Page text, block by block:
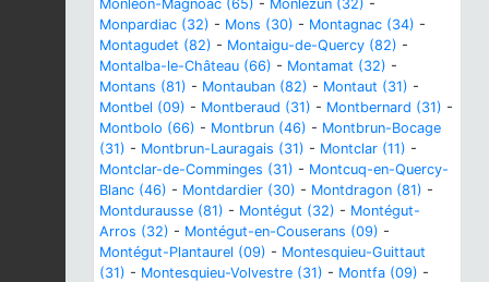
Monléon-Magnoac (65) - Monlezun (32) -
Monpardiac (32) - Mons (30) - Montagnac (34) -
Montagudet (82) - Montaigu-de-Quercy (82) -
Montalba-le-Château (66) - Montamat (32) -
Montans (81) - Montauban (82) - Montaut (31) -
Montbel (09) - Montberaud (31) - Montbernard (31) -
Montbolo (66) - Montbrun (46) - Montbrun-Bocage
(31) - Montbrun-Lauragais (31) - Montclar (11) -
Montclar-de-Comminges (31) - Montcuq-en-Quercy-
Blanc (46) - Montdardier (30) - Montdragon (81) -
Montdurausse (81) - Montégut (32) - Montégut-
Arros (32) - Montégut-en-Couserans (09) -
Montégut-Plantaurel (09) - Montesquieu-Guittaut
(31) - Montesquieu-Volvestre (31) - Montfa (09) -